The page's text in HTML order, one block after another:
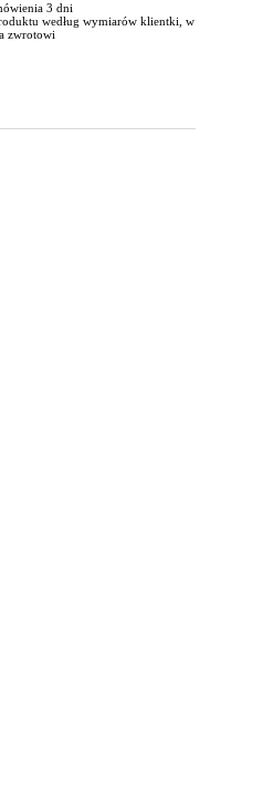
3 dni
według wymiarów klientki, w
zwrotowi